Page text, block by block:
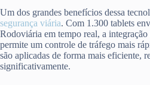
Um dos grandes benefícios dessa
segurança viária. Com 1.300 tablets
Rodoviária em tempo real, a
permite um controle de tráfego mais
são aplicadas de forma mais eficiente,
significativamente.